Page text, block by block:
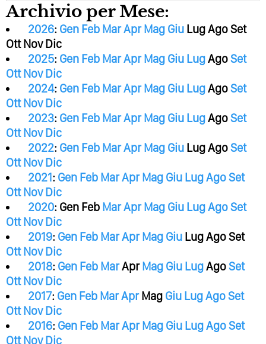
Archivio per Mese:
2026: Gen Feb MarApr Mag Giu LugAgoSet
Ott Nov Dic
2025: Gen Feb MarApr Mag Giu LugAgoSet
Ott Nov Dic
2024: Gen Feb MarApr Mag Giu LugAgoSet
Ott Nov Dic
2023: Gen Feb MarApr Mag Giu LugAgoSet
Ott Nov Dic
2022: Gen Feb MarApr Mag Giu LugAgoSet
Ott Nov Dic
2021: Gen Feb MarApr Mag Giu LugAgoSet
Ott Nov Dic
2020: Gen Feb MarApr Mag Giu LugAgoSet
Ott Nov Dic
2019: Gen Feb MarApr Mag Giu LugAgoSet
Ott Nov Dic
2018: Gen Feb MarApr Mag Giu LugAgoSet
Ott Nov Dic
2017: Gen Feb MarApr Mag Giu LugAgoSet
Ott Nov Dic
2016: Gen Feb MarApr Mag Giu LugAgoSet
Ott Nov Dic